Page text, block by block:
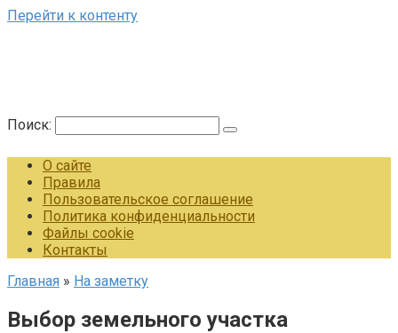
Перейти к контенту
Поиск:
О сайте
Правила
Пользовательское соглашение
Политика конфиденциальности
Файлы cookie
Контакты
Главная » На заметку
Выбор земельного участка